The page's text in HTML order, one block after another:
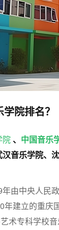
院排名？
院、 中国音乐
汉音乐学院、
由中央人民
年建立的重庆
术专科学校